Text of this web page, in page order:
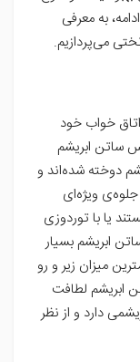
به معرفی
می‌پردازیم.
خواب خود
ساتن ابریشم
دوخته شده‌اند و
ویژه‌ای
یا با توردوزی
ابریشم بسیار
میزان زیر و رو
ابریشم لطافت
دارد و از نظر